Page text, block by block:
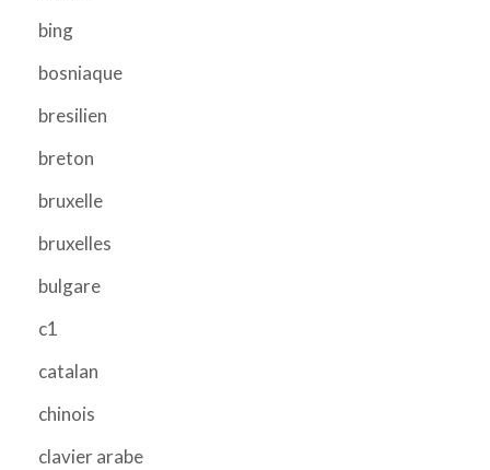
bing
bosniaque
bresilien
breton
bruxelle
bruxelles
bulgare
c1
catalan
chinois
clavier arabe